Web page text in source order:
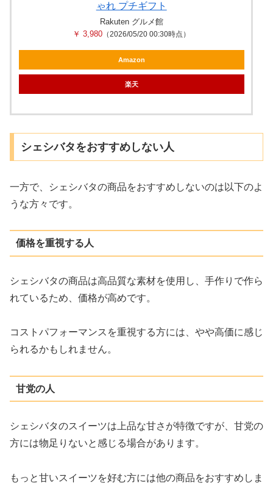
ゃれ プチギフト
Rakuten グルメ館
￥ 3,980 （2026/05/20 00:30時点）
Amazon
楽天
シェシバタをおすすめしない人
一方で、シェシバタの商品をおすすめしないのは以下のよ
うな方々です。
価格を重視する人
シェシバタの商品は高品質な素材を使用し、手作りで作ら
れているため、価格が高めです。
コストパフォーマンスを重視する方には、やや高価に感じ
られるかもしれません。
甘党の人
シェシバタのスイーツは上品な甘さが特徴ですが、甘党の
方には物足りないと感じる場合があります。
もっと甘いスイーツを好む方には他の商品をおすすめしま